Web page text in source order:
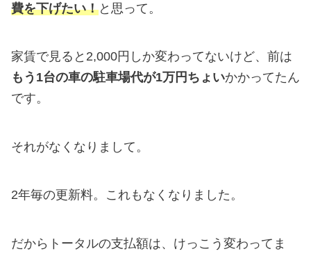
費を下げたい！と思って。
家賃で見ると2,000円しか変わってないけど、前は
もう1台の車の駐車場代が1万円ちょいかかってたん
です。
それがなくなりまして。
2年毎の更新料。これもなくなりました。
だからトータルの支払額は、けっこう変わってま